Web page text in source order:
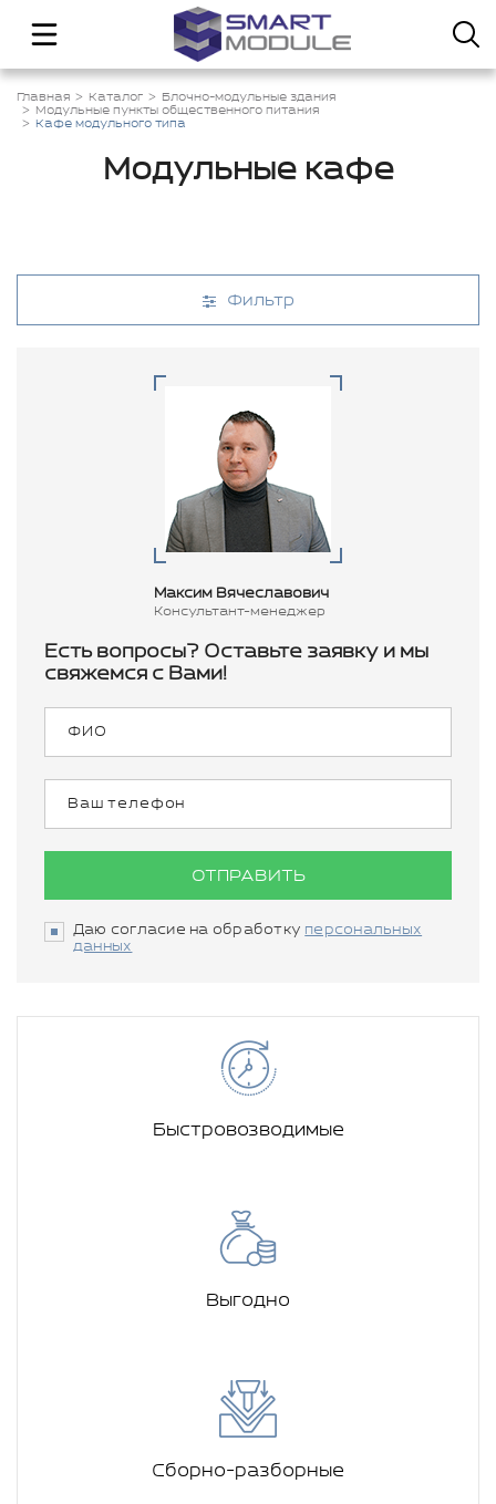
Главная Каталог
Блочно-модульные здания
Модульные пункты общественного питания
Кафе модульного типа
Модульные кафе
Фильтр
Максим Вячеславович
Консультант-менеджер
Есть вопросы? Оставьте заявку и мы
свяжемся с Вами!
ОТПРАВИТЬ
Даю согласие на обработку персональных
данных
Быстровозводимые
Выгодно
Сборно-разборные